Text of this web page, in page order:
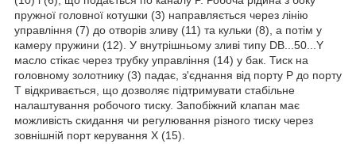
пружної головної котушки (3) направляється через лінію
управління (7) до отворів зливу (11) та кульки (8), а потім у
камеру пружини (12). У внутрішньому зливі типу DB...50...Y
масло стікає через трубку управління (14) у бак. Тиск на
головному золотнику (3) падає, з'єднання від порту Р до порту
Т відкривається, що дозволяє підтримувати стабільне
налаштування робочого тиску. Запобіжний клапан має
можливість скидання чи регулювання різного тиску через
зовнішній порт керування X (15).